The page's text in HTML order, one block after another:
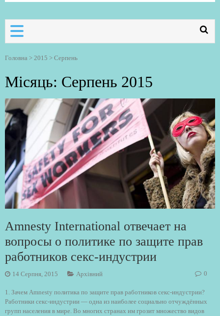
Головна > 2015 > Серпень
Місяць: Серпень 2015
Amnesty International отвечает на
вопросы о политике по защите прав
работников секс-индустрии
14 Серпня, 2015 Архівний 0
1. Зачем Amnesty политика по защите прав работников секс-индустрии?
Работники секс-индустрии — одна из наиболее социально отчуждённых
групп населения в мире. Во многих странах им грозит множество видов